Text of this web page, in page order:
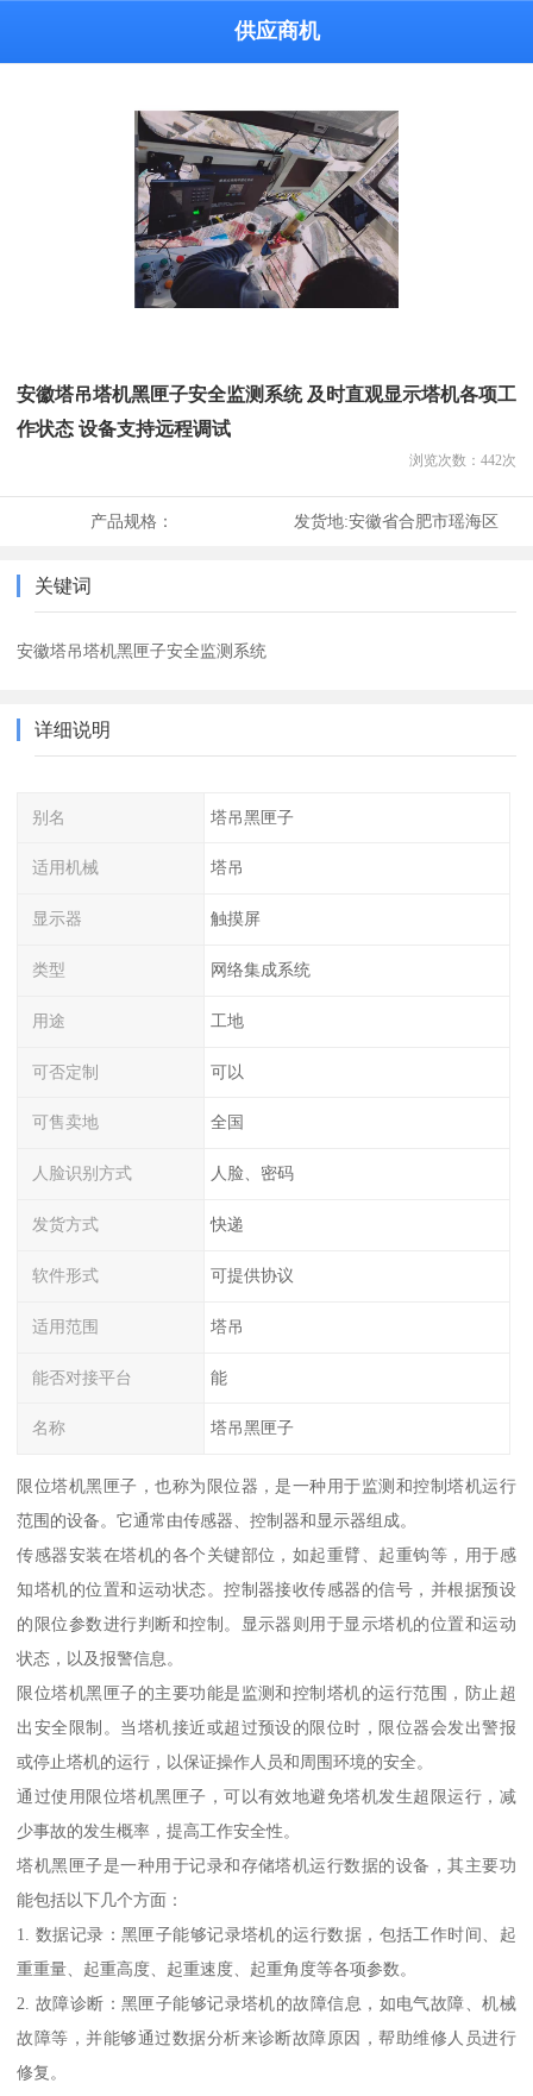
供应商机
安徽塔吊塔机黑匣子安全监测系统 及时直观显示塔机各项工
作状态 设备支持远程调试
浏览次数： 442次
产品规格： 发货地:安徽省合肥市瑶海区
关键词
安徽塔吊塔机黑匣子安全监测系统
详细说明
别名 塔吊黑匣子
适用机械 塔吊
显示器 触摸屏
类型 网络集成系统
用途 工地
可否定制 可以
可售卖地 全国
人脸识别方式 人脸、密码
发货方式 快递
软件形式 可提供协议
适用范围 塔吊
能否对接平台 能
名称 塔吊黑匣子
限位塔机黑匣子，也称为限位器，是一种用于监测和控制塔机运行
范围的设备。它通常由传感器、控制器和显示器组成。
传感器安装在塔机的各个关键部位，如起重臂、起重钩等，用于感
知塔机的位置和运动状态。控制器接收传感器的信号，并根据预设
的限位参数进行判断和控制。显示器则用于显示塔机的位置和运动
状态，以及报警信息。
限位塔机黑匣子的主要功能是监测和控制塔机的运行范围，防止超
出安全限制。当塔机接近或超过预设的限位时，限位器会发出警报
或停止塔机的运行，以保证操作人员和周围环境的安全。
通过使用限位塔机黑匣子，可以有效地避免塔机发生超限运行，减
少事故的发生概率，提高工作安全性。
塔机黑匣子是一种用于记录和存储塔机运行数据的设备，其主要功
能包括以下几个方面：
1. 数据记录：黑匣子能够记录塔机的运行数据，包括工作时间、起
重重量、起重高度、起重速度、起重角度等各项参数。
2. 故障诊断：黑匣子能够记录塔机的故障信息，如电气故障、机械
故障等，并能够通过数据分析来诊断故障原因，帮助维修人员进行
修复。